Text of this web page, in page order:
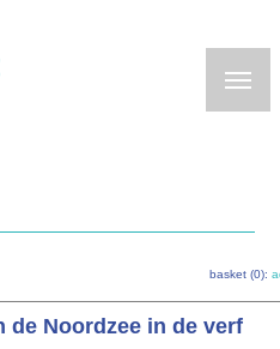
basket (0):
de Noordzee in de verf